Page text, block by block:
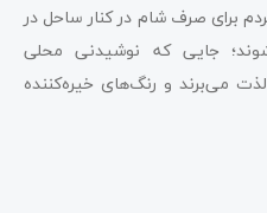
برای صرف شام در کنار ساحل در
جایی که نوشیدنی محلی
می‌برند و رنگ‌های خیره‌کننده